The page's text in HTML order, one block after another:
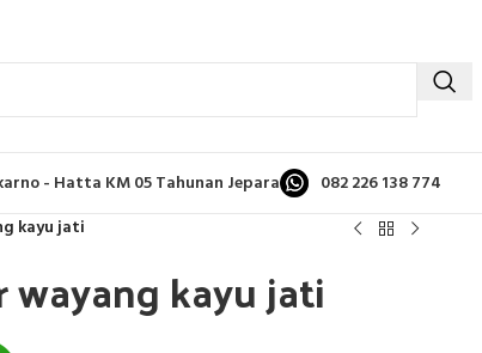
- Hatta KM 05 Tahunan Jepara 082 226 138 774
kayu jati
kayu jati